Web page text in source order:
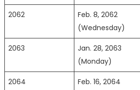
2062
Feb. 8, 2062
(Wednesday)
2063
Jan. 28, 2063
(Monday)
2064
Feb. 16, 2064